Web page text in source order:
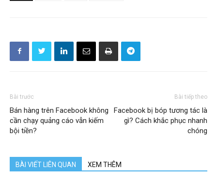
Bài trước
Bán hàng trên Facebook không
cần chạy quảng cáo vẫn kiếm
bội tiền?
Bài tiếp theo
Facebook bị bóp tương tác là
gì? Cách khắc phục nhanh
chóng
BÀI VIẾT LIÊN QUAN XEM THÊM